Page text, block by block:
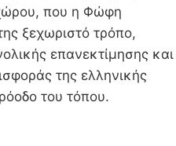
που η Φώφη
ξεχωριστό τρόπο,
επανεκτίμησης και
της ελληνικής
του τόπου.